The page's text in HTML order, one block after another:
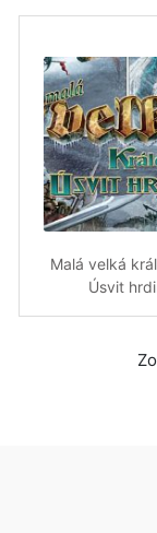
Malá velká
Úsvit